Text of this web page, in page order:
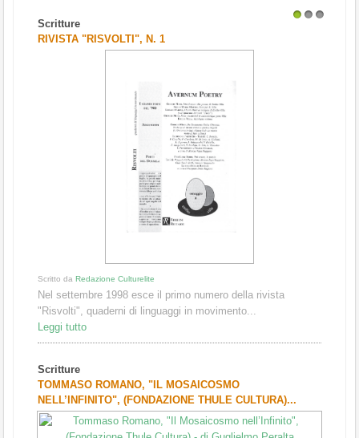
Scritture
RIVISTA "RISVOLTI", N. 1
Scritto da Redazione Culturelite
Nel settembre 1998 esce il primo numero della rivista
"Risvolti", quaderni di linguaggi in movimento...
Leggi tutto
Scritture
TOMMASO ROMANO, "IL MOSAICOSMO
NELL’INFINITO", (FONDAZIONE THULE CULTURA)...